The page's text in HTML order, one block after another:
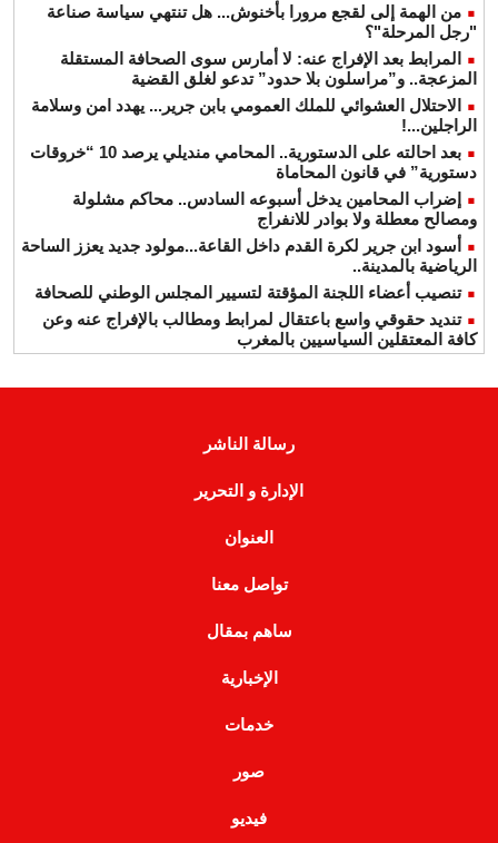
من الهمة إلى لقجع مرورا بأخنوش... هل تنتهي سياسة صناعة
"رجل المرحلة"؟
المرابط بعد الإفراج عنه: لا أمارس سوى الصحافة المستقلة
المزعجة.. و”مراسلون بلا حدود” تدعو لغلق القضية
الاحتلال العشوائي للملك العمومي بابن جرير... يهدد امن وسلامة
الراجلين...!
بعد احالته على الدستورية.. المحامي منديلي يرصد 10 “خروقات
دستورية” في قانون المحاماة
إضراب المحامين يدخل أسبوعه السادس.. محاكم مشلولة
ومصالح معطلة ولا بوادر للانفراج
أسود ابن جرير لكرة القدم داخل القاعة...مولود جديد يعزز الساحة
الرياضية بالمدينة..
تنصيب أعضاء اللجنة المؤقتة لتسيير المجلس الوطني للصحافة
تنديد حقوقي واسع باعتقال لمرابط ومطالب بالإفراج عنه وعن
كافة المعتقلين السياسيين بالمغرب
رسالة الناشر
الإدارة و التحرير
العنوان
تواصل معنا
ساهم بمقال
الإخبارية
خدمات
صور
فيديو